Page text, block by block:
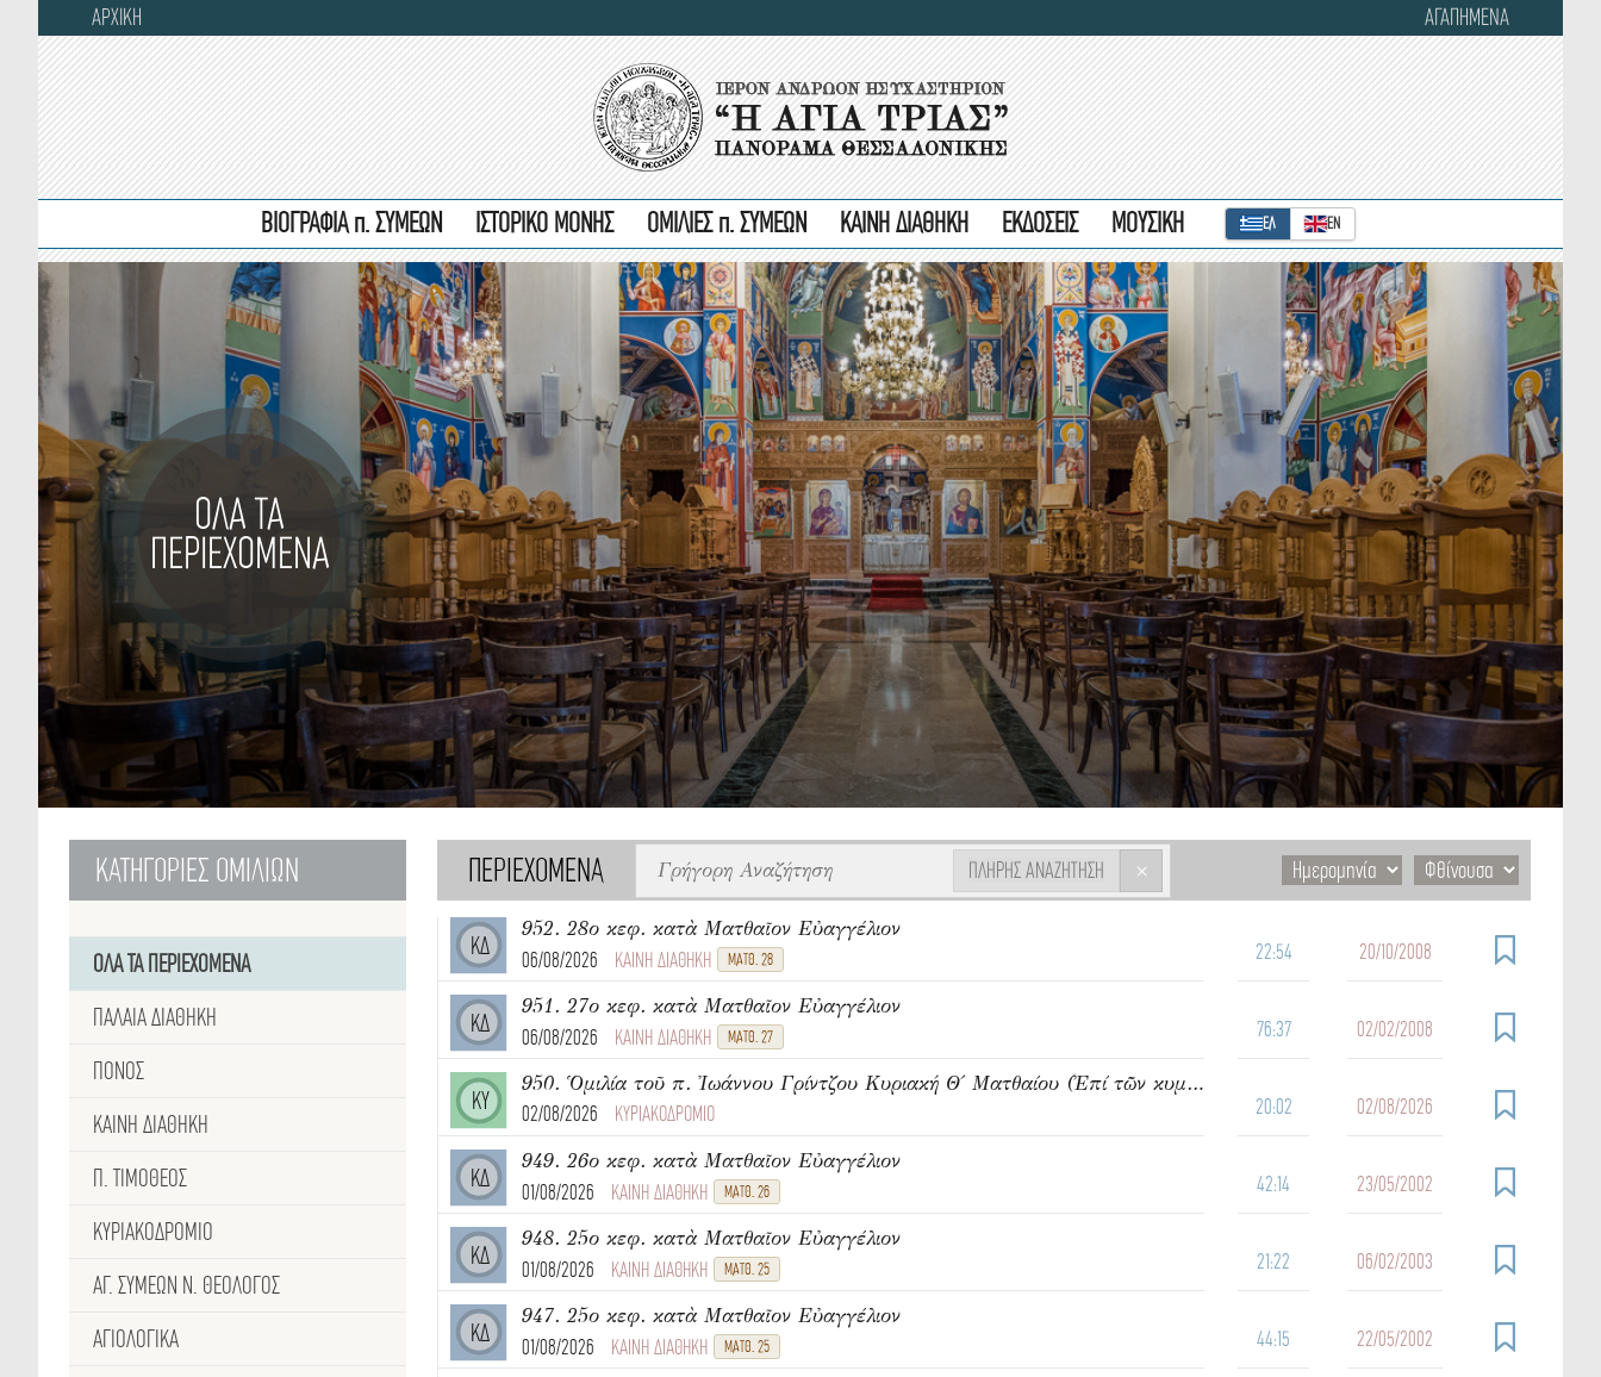
ΑΡΧΙΚΗ ΑΓΑΠΗΜΕΝΑ
ΒΙΟΓΡΑΦΙΑ π. ΣΥΜΕΩΝ ΙΣΤΟΡΙΚΟ ΜΟΝΗΣ ΟΜΙΛΙΕΣ π. ΣΥΜΕΩΝ ΚΑΙΝΗ ΔΙΑΘΗΚΗ ΕΚΔΟΣΕΙΣ ΜΟΥΣΙΚΗ ΕΛ ΕΝ
ΟΛΑ ΤΑ
ΠΕΡΙΕΧΟΜΕΝΑ
ΚΑΤΗΓΟΡΙΕΣ ΟΜΙΛΙΩΝ
ΟΛΑ ΤΑ ΠΕΡΙΕΧΟΜΕΝΑ
ΠΑΛΑΙΑ ΔΙΑΘΗΚΗ
ΠΟΝΟΣ
ΚΑΙΝΗ ΔΙΑΘΗΚΗ
Π. ΤΙΜΟΘΕΟΣ
ΚΥΡΙΑΚΟΔΡΟΜΙΟ
ΑΓ. ΣΥΜΕΩΝ Ν. ΘΕΟΛΟΓΟΣ
ΑΓΙΟΛΟΓΙΚΑ
ΠΕΡΙΕΧΟΜΕΝΑ ΠΛΉΡΗΣ ΑΝΑΖΉΤΗΣΗ ×
ΚΔ
952. 28ο κεφ. κατὰ Ματθαῖον Εὐαγγέλιον
06/08/2026
ΚΑΙΝΗ ΔΙΑΘΗΚΗ ΜΑΤΘ. 28 22:54 20/10/2008
ΚΔ
951. 27ο κεφ. κατὰ Ματθαῖον Εὐαγγέλιον
06/08/2026
ΚΑΙΝΗ ΔΙΑΘΗΚΗ ΜΑΤΘ. 27 76:37 02/02/2008
ΚΥ
950. Ὁμιλία τοῦ π. Ἰωάννου Γρίντζου Κυριακή Θ΄ Ματθαίου (Ἐπί τῶν κυμάτων)
02/08/2026
ΚΥΡΙΑΚΟΔΡΟΜΙΟ 20:02 02/08/2026
ΚΔ
949. 26ο κεφ. κατὰ Ματθαῖον Εὐαγγέλιον
01/08/2026
ΚΑΙΝΗ ΔΙΑΘΗΚΗ ΜΑΤΘ. 26 42:14 23/05/2002
ΚΔ
948. 25ο κεφ. κατὰ Ματθαῖον Εὐαγγέλιον
01/08/2026
ΚΑΙΝΗ ΔΙΑΘΗΚΗ ΜΑΤΘ. 25 21:22 06/02/2003
ΚΔ
947. 25ο κεφ. κατὰ Ματθαῖον Εὐαγγέλιον
01/08/2026
ΚΑΙΝΗ ΔΙΑΘΗΚΗ ΜΑΤΘ. 25 44:15 22/05/2002